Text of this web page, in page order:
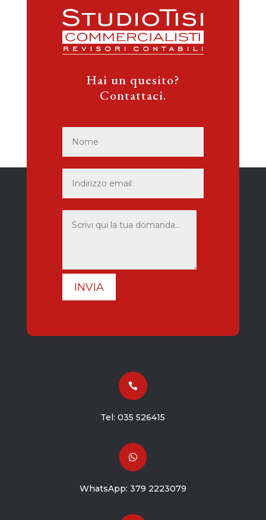
Hai un quesito?
Contattaci.
INVIA

Tel:035 526415

WhatsApp: 379 2223079